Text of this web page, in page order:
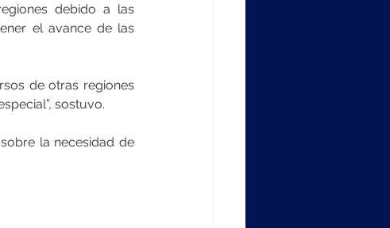
debido a las
el avance de las
de otras regiones
sostuvo.
la necesidad de